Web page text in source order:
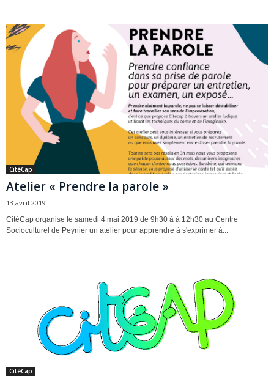
CitéCap
Atelier « Prendre la parole »
13 avril 2019
CitéCap organise le samedi 4 mai 2019 de 9h30 à à 12h30 au Centre
Socioculturel de Peynier un atelier pour apprendre à s'exprimer à...
CitéCap